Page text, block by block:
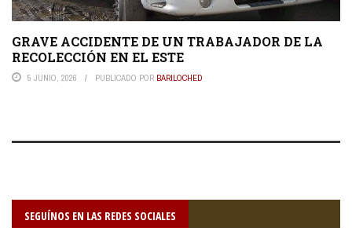
GRAVE ACCIDENTE DE UN TRABAJADOR DE LA
RECOLECCIÓN EN EL ESTE
5 JUNIO, 2026 PUBLICADO POR BARILOCHED
SEGUÍNOS EN LAS REDES SOCIALES